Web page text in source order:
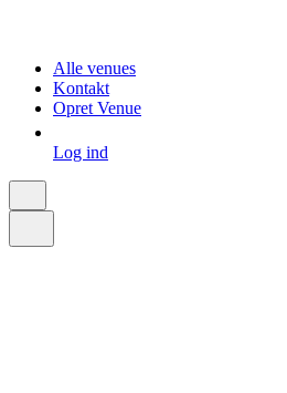
Alle venues
Kontakt
Opret Venue
Log ind